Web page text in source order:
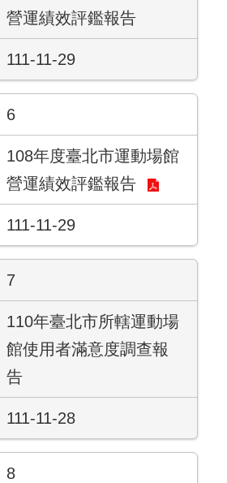
營運績效評鑑報告
111-11-29
6
108年度臺北市運動場館
營運績效評鑑報告
111-11-29
7
110年臺北市所轄運動場
館使用者滿意度調查報
告
111-11-28
8